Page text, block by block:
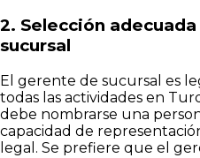
2. Selección
sucursal
El gerente de sucursal es
todas las actividades en
debe nombrarse una
capacidad de
legal. Se prefiere que el